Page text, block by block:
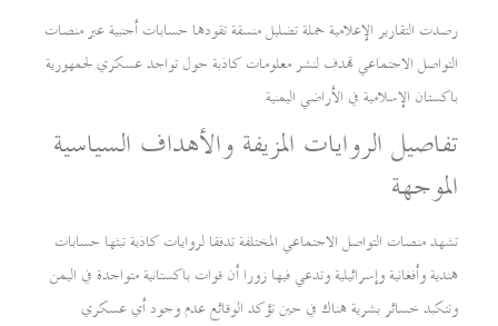
رصدت التقارير الإعلامية حملة تضليل منسقة تقودها حسابات أجنبية عبر منصات
التواصل الاجتماعي تهدف لنشر معلومات كاذبة حول تواجد عسكري لجمهورية
باكستان الإسلامية في الأراضي اليمنية
تفاصيل الروايات المزيفة والأهداف السياسية
الموجهة
تشهد منصات التواصل الاجتماعي المختلفة تدفقا لروايات كاذبة تبثها حسابات
هندية وأفغانية وإسرائيلية وتدعي فيها زورا أن قوات باكستانية متواجدة في اليمن
وتتكبد خسائر بشرية هناك في حين تؤكد الوقائع عدم وجود أي عسكري